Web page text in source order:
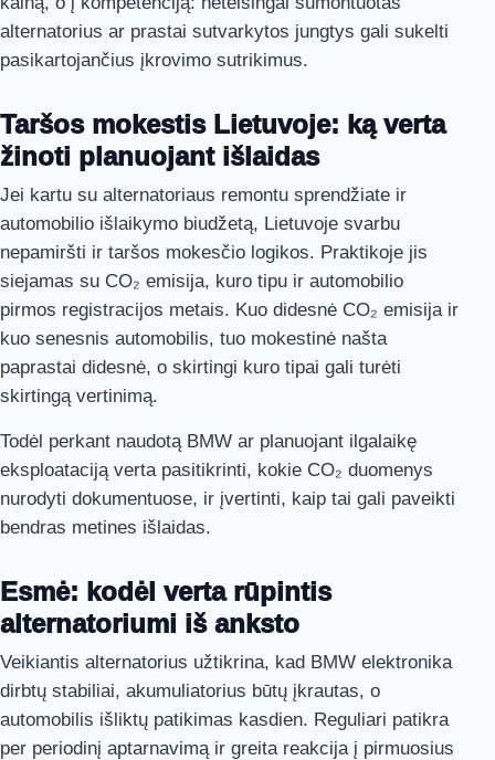
alternatorius ar prastai sutvarkytos jungtys gali sukelti
pasikartojančius įkrovimo sutrikimus.
Taršos mokestis Lietuvoje: ką verta
žinoti planuojant išlaidas
Jei kartu su alternatoriaus remontu sprendžiate ir
automobilio išlaikymo biudžetą, Lietuvoje svarbu
nepamiršti ir taršos mokesčio logikos. Praktikoje jis
siejamas su CO₂ emisija, kuro tipu ir automobilio
pirmos registracijos metais. Kuo didesnė CO₂ emisija ir
kuo senesnis automobilis, tuo mokestinė našta
paprastai didesnė, o skirtingi kuro tipai gali turėti
skirtingą vertinimą.
Todėl perkant naudotą BMW ar planuojant ilgalaikę
eksploataciją verta pasitikrinti, kokie CO₂ duomenys
nurodyti dokumentuose, ir įvertinti, kaip tai gali paveikti
bendras metines išlaidas.
Esmė: kodėl verta rūpintis
alternatoriumi iš anksto
Veikiantis alternatorius užtikrina, kad BMW elektronika
dirbtų stabiliai, akumuliatorius būtų įkrautas, o
automobilis išliktų patikimas kasdien. Reguliari patikra
per periodinį aptarnavimą ir greita reakcija į pirmuosius